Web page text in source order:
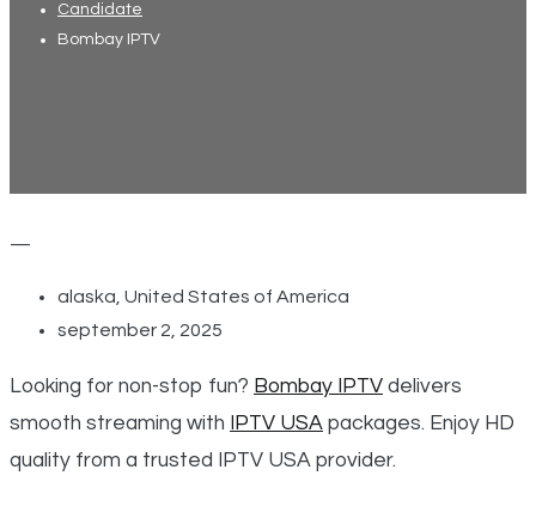
Candidate
Bombay IPTV
—
alaska, United States of America
september 2, 2025
Looking for non-stop fun? Bombay IPTV delivers
smooth streaming with
IPTV USA packages. Enjoy HD
quality from a trusted IPTV USA provider.